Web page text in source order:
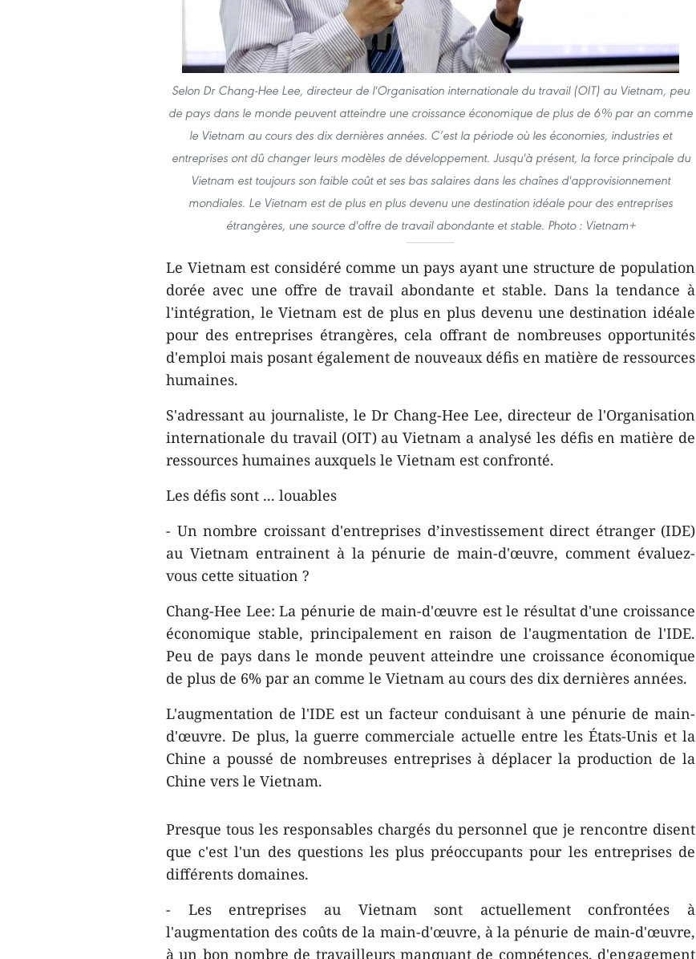
Selon Dr Chang-Hee Lee, directeur de l'Organisation internationale du travail (OIT) au Vietnam, peu
de pays dans le monde peuvent atteindre une croissance économique de plus de 6% par an comme
le Vietnam au cours des dix dernières années. C’est la période où les économies, industries et
entreprises ont dû changer leurs modèles de développement. Jusqu'à présent, la force principale du
Vietnam est toujours son faible coût et ses bas salaires dans les chaînes d'approvisionnement
mondiales. Le Vietnam est de plus en plus devenu une destination idéale pour des entreprises
étrangères, une source d'offre de travail abondante et stable. Photo : Vietnam+
Le Vietnam est considéré comme un pays ayant une structure de population
dorée avec une offre de travail abondante et stable. Dans la tendance à
l'intégration, le Vietnam est de plus en plus devenu une destination idéale
pour des entreprises étrangères, cela offrant de nombreuses opportunités
d'emploi mais posant également de nouveaux défis en matière de ressources
humaines.
S'adressant au journaliste, le Dr Chang-Hee Lee, directeur de l'Organisation
internationale du travail (OIT) au Vietnam a analysé les défis en matière de
ressources humaines auxquels le Vietnam est confronté.
Les défis sont ... louables
- Un nombre croissant d'entreprises d’investissement direct étranger (IDE)
au Vietnam entrainent à la pénurie de main-d'œuvre, comment évaluez-
vous cette situation ?
Chang-Hee Lee: La pénurie de main-d'œuvre est le résultat d'une croissance
économique stable, principalement en raison de l'augmentation de l'IDE.
Peu de pays dans le monde peuvent atteindre une croissance économique
de plus de 6% par an comme le Vietnam au cours des dix dernières années.
L'augmentation de l'IDE est un facteur conduisant à une pénurie de main-
d'œuvre. De plus, la guerre commerciale actuelle entre les États-Unis et la
Chine a poussé de nombreuses entreprises à déplacer la production de la
Chine vers le Vietnam.
Presque tous les responsables chargés du personnel que je rencontre disent
que c'est l'un des questions les plus préoccupants pour les entreprises de
différents domaines.
- Les entreprises au Vietnam sont actuellement confrontées à
l'augmentation des coûts de la main-d'œuvre, à la pénurie de main-d'œuvre,
à un bon nombre de travailleurs manquant de compétences, d'engagement